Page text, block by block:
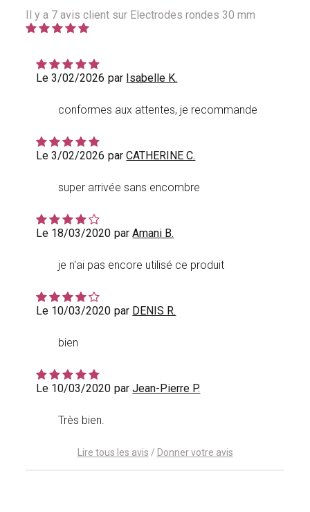
Il y a 7 avis client sur Electrodes rondes 30 mm
Le 3/02/2026 par Isabelle K.
conformes aux attentes, je recommande
Le 3/02/2026 parCATHERINE C.
super arrivée sans encombre
Le 18/03/2020 parAmani B.
je n'ai pas encore utilisé ce produit
Le 10/03/2020 par DENIS R.
bien
Le 10/03/2020 parJean-Pierre P.
Très bien.
Lire tous les avis / Donner votre avis